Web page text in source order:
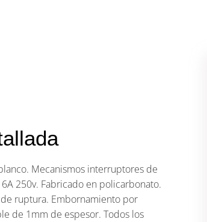
Mecanismos interruptores de
250v. Fabricado en policarbonato.
ruptura. Embornamiento por
de 1mm de espesor. Todos los